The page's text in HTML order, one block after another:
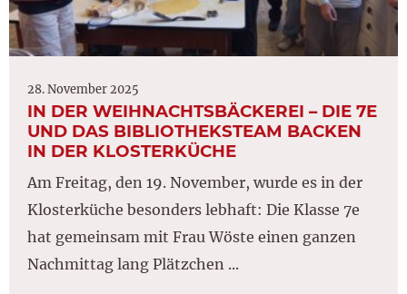
28. November 2025
IN DER WEIHNACHTSBÄCKEREI – DIE 7E
UND DAS BIBLIOTHEKSTEAM BACKEN
IN DER KLOSTERKÜCHE
Am Freitag, den 19. November, wurde es in der
Klosterküche besonders lebhaft: Die Klasse 7e
hat gemeinsam mit Frau Wöste einen ganzen
Nachmittag lang Plätzchen ...